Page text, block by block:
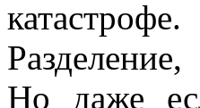
катастрофе.
Но даже